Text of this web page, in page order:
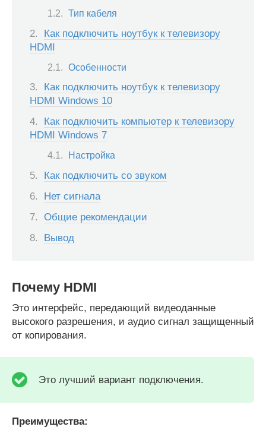
Тип кабеля
Как подключить ноутбук к телевизору
HDMI
Особенности
Как подключить ноутбук к телевизору
HDMI Windows 10
Как подключить компьютер к телевизору
HDMI Windows 7
Настройка
Как подключить со звуком
Нет сигнала
Общие рекомендации
Вывод
Почему HDMI
Это интерфейс, передающий видеоданные
высокого разрешения, и аудио сигнал защищенный
от копирования.
Это лучший вариант подключения.
Преимущества: